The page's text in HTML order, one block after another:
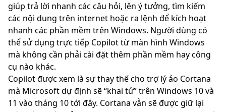
giúp trả lời nhanh các câu hỏi, lên ý tưởng, tìm kiếm
các nội dung trên internet hoặc ra lệnh để kích hoạt
nhanh các phần mềm trên Windows. Người dùng có
thể sử dụng trực tiếp Copilot từ màn hình Windows
mà không cần phải cài đặt thêm phần mềm hay công
cụ nào khác.
Copilot được xem là sự thay thế cho trợ lý ảo Cortana
mà Microsoft dự định sẽ “khai tử” trên Windows 10 và
11 vào tháng 10 tới đây. Cortana vẫn sẽ được giữ lại